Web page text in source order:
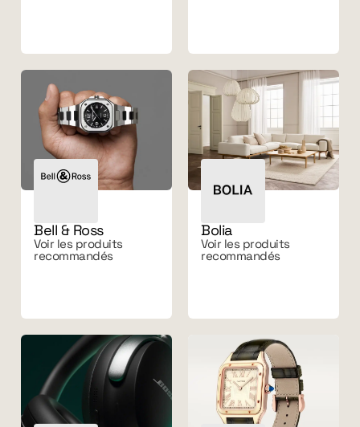
Bell & Ross
Voir les produits
recommandés
Bolia
Voir les produits
recommandés